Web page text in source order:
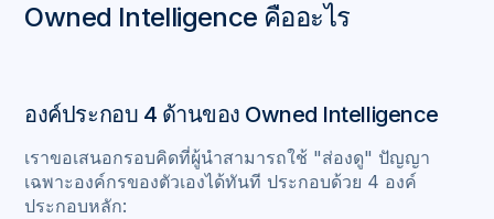
Owned Intelligence คืออะไร
องค์ประกอบ 4 ด้านของ Owned Intelligence
เราขอเสนอกรอบคิดที่ผู้นำสามารถใช้ "ส่องดู" ปัญญา
เฉพาะองค์กรของตัวเองได้ทันที ประกอบด้วย 4 องค์
ประกอบหลัก: